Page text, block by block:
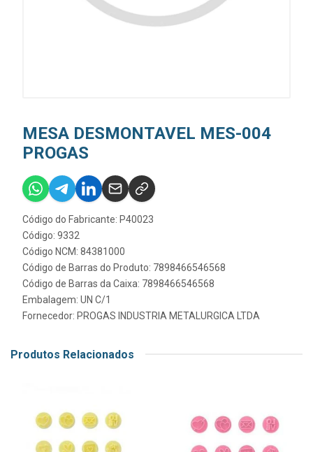
MESA DESMONTAVEL MES-004
PROGAS
Código do Fabricante: P40023
Código: 9332
Código NCM: 84381000
Código de Barras do Produto: 7898466546568
Código de Barras da Caixa: 7898466546568
Embalagem: UN C/1
Fornecedor: PROGAS INDUSTRIA METALURGICA LTDA
Produtos Relacionados